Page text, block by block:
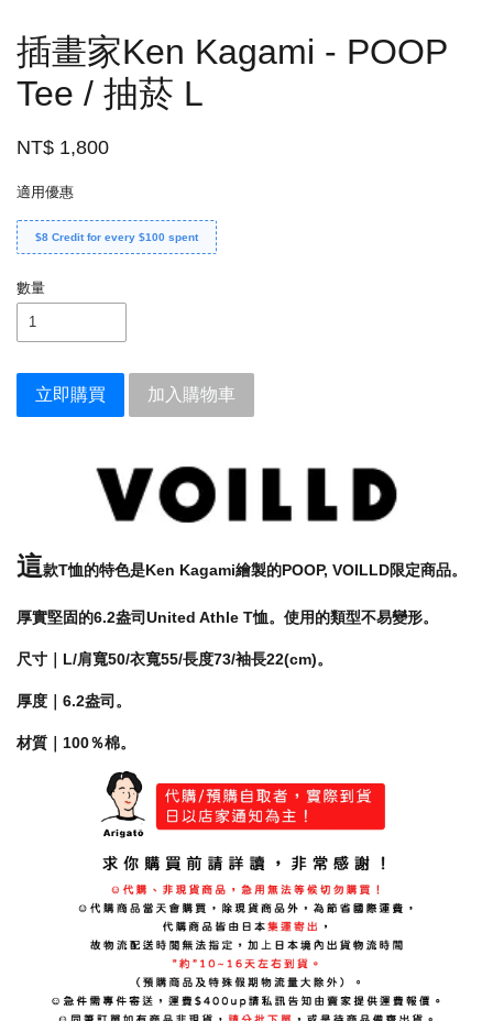
插畫家Ken Kagami - POOP
Tee / 抽菸 L
NT$ 1,800
適用優惠
$8 Credit for every $100 spent
數量
立即購買 加入購物車
這款T恤的特色是Ken Kagami繪製的POOP, VOILLD限定商品。
厚實堅固的6.2盎司United Athle T恤。使用的類型不易變形。
尺寸｜L/肩寬50/衣寬55/長度73/袖長22(cm)。
厚度｜6.2盎司。
材質｜100％棉。